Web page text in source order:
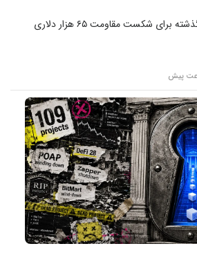
بیت کوین طی ۲۴ ساعت گذشته برای شکست مقاومت ۶۵ هزار دلاری